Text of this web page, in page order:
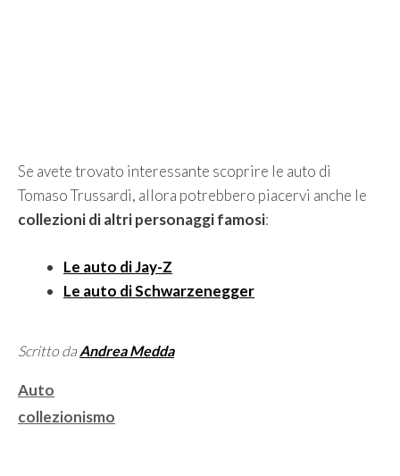
Se avete trovato interessante scoprire le auto di
Tomaso Trussardi, allora potrebbero piacervi anche le
collezioni di altri personaggi famosi:
Le auto di Jay-Z
Le auto di Schwarzenegger
Scritto da Andrea Medda
Categorie
Auto
Tag
collezionismo